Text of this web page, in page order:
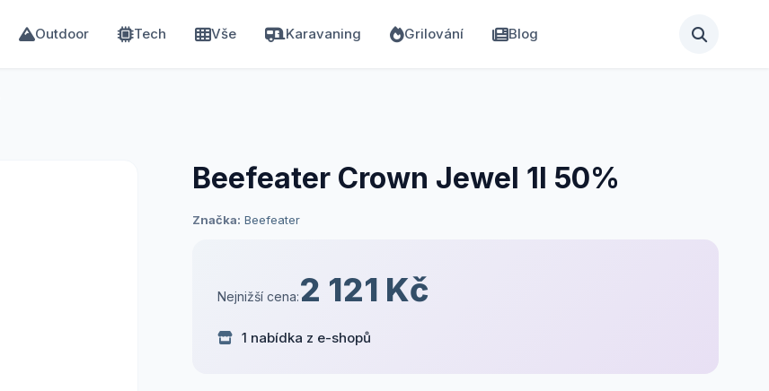
Outdoor Tech Vše Karavaning Grilování Blog
Beefeater Crown Jewel 1l 50%
Značka: Beefeater
Nejnižší cena:2 121 Kč
1 nabídka z e-shopů